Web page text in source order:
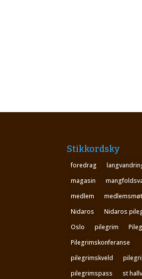
Stikkordsky
foredrag
magasin
medlem
Nidaros
Nidaros
Oslo
pilegrim
Pilegrimskonferanse
pilegrimskveld
pilegrimspass
st